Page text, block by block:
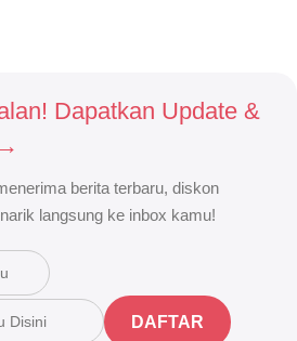
Dapatkan Update &
berita terbaru, diskon
langsung ke inbox kamu!
DAFTAR